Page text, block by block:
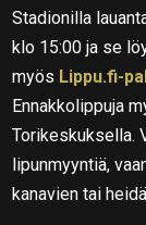
Stadionilla
klo 15:00 ja se
myös Lippu.fi-
Ennakkolippuja
Torikeskuksella.
lipunmyyntiä,
kanavien tai